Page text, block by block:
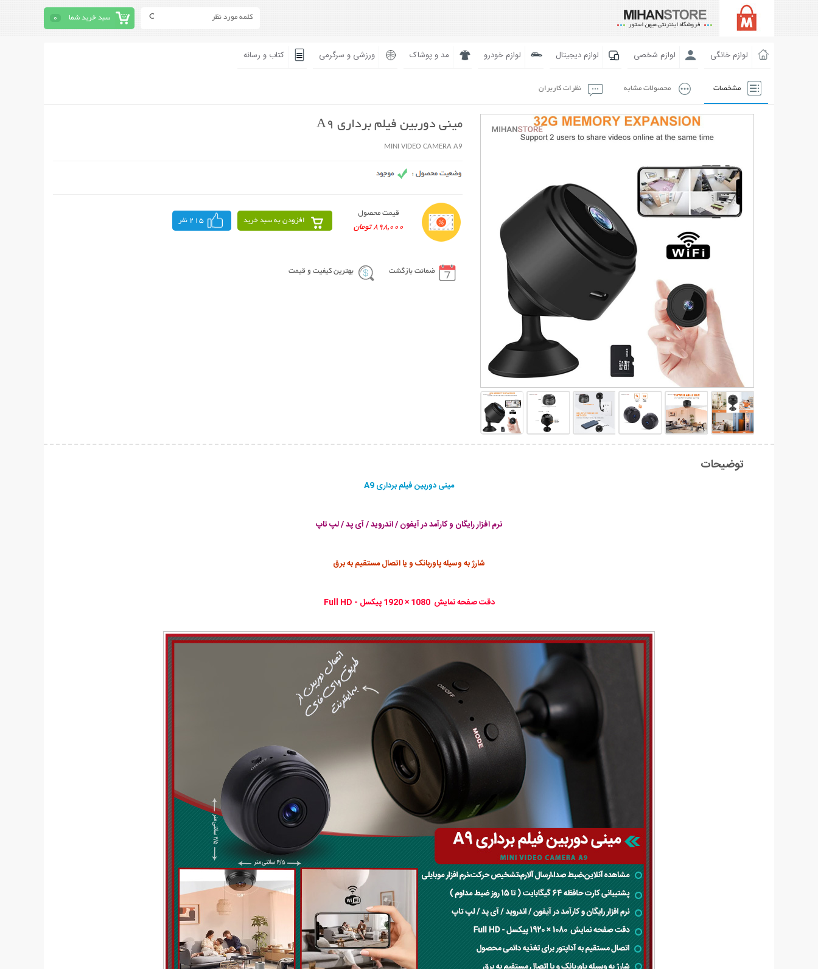
سبد خرید شما 0
لوازم خانگی لوازم شخصی لوازم دیجیتال لوازم خودرو مد و پوشاک ورزشی و سرگرمی کتاب و رسانه
مشخصات محصولات مشابه نظرات کاربران
مینی دوربین فیلم برداری A9
MINI VIDEO CAMERA A9
قیمت محصول
898,000 تومان
افزودن به سبد خرید 215 نفر
ضمانت بازگشت بهترین کیفیت و قیمت
توضیحات
مینی دوربین فیلم برداری A9
نرم افزار رایگان و کارآمد در آیفون / اندروید / آی پد / لپ تاپ
شارژ به وسیله پاوربانک و یا اتصال مستقیم به برق
دقت صفحه نمایش 1080 × 1920 پیکسل - Full HD